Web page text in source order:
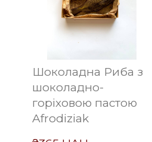
Шоколадна Риба з
шоколадно-
горіховою пастою
Afrodiziak